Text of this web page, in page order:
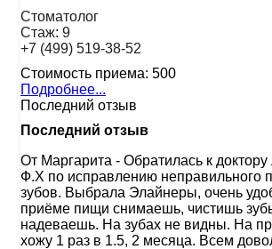
Стоматолог
Стаж: 9
+7 (499) 519-38-52
Стоимость приема: 500
Подробнее...
Последний отзыв
Последний отзыв
От Маргарита - Обратилась к
Ф.Х по исправлению неправильного
зубов. Выбрала Элайнеры, очень
приёме пищи снимаешь, чистишь
надеваешь. На зубах не видны. На
хожу 1 раз в 1.5, 2 месяца. Всем